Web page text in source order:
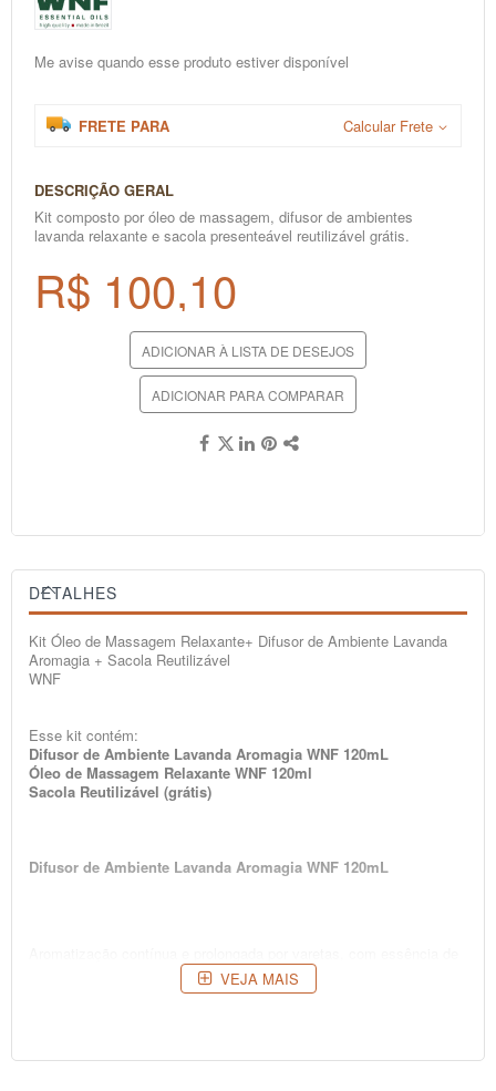
Me avise quando esse produto estiver disponível
FRETE PARA Calcular Frete
DESCRIÇÃO GERAL
Kit composto por óleo de massagem, difusor de ambientes
lavanda relaxante e sacola presenteável reutilizável grátis.
R$ 100,10
ADICIONAR À LISTA DE DESEJOS
ADICIONAR PARA COMPARAR
DETALHES
Kit Óleo de Massagem Relaxante+ Difusor de Ambiente Lavanda
Aromagia + Sacola Reutilizável
WNF
Esse kit contém:
Difusor de Ambiente Lavanda Aromagia WNF 120mL
Óleo de Massagem Relaxante WNF 120ml
Sacola Reutilizável (grátis)
Difusor de Ambiente Lavanda Aromagia WNF 120mL
minuto, vire-as e mergulhe de volta. Repita a operação sempre que
VEJA MAIS